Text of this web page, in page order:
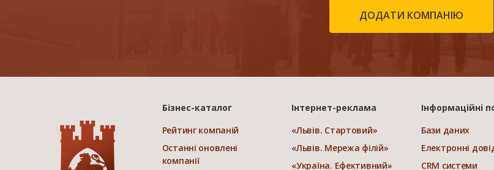
ДОДАТИ КОМПАНІЮ
Бізнес-каталог
Рейтинг компаній
Останні оновлені
компанії
Інтернет-реклама
«Львів. Стартовий»
«Львів. Мережа філій»
«Україна. Ефективний»
Інформаційні
Бази даних
Електронні
CRM системи